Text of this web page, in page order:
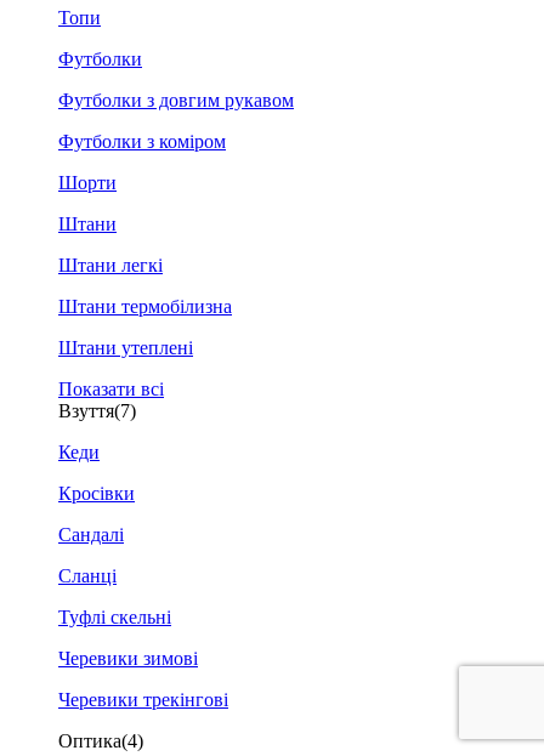
Топи
Футболки
Футболки з довгим рукавом
Футболки з коміром
Шорти
Штани
Штани легкі
Штани термобілизна
Штани утеплені
Показати всі
Взуття(7)
Кеди
Кросівки
Сандалі
Сланці
Туфлі скельні
Черевики зимові
Черевики трекінгові
Оптика(4)